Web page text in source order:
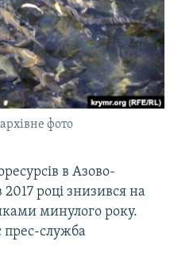
фото
в Азово-
році знизився на
минулого року.
прес-служба